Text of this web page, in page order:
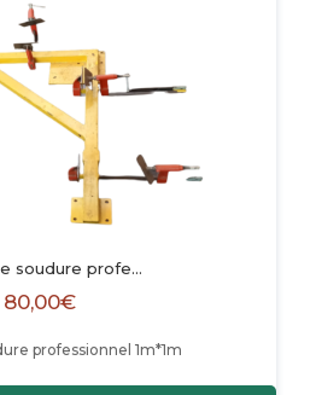
soudure profe…
80,00€
professionnel 1m*1m